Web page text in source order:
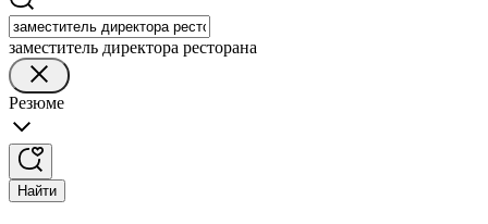
заместитель директора ресторана
Резюме
Найти